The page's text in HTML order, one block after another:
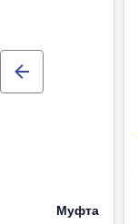
Муфта